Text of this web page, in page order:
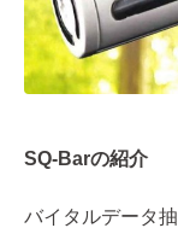
SQ-Barの紹介
バイタルデータ